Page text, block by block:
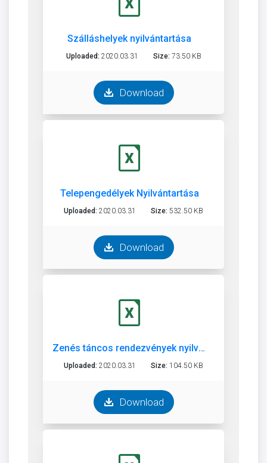
Szálláshelyek nyilvántartása
Uploaded: 2020.03.31 Size: 73.50 KB
Download
Telepengedélyek Nyilvántartása
Uploaded: 2020.03.31 Size: 532.50 KB
Download
Zenés táncos rendezvények nyilvántartása
Uploaded: 2020.03.31 Size: 104.50 KB
Download